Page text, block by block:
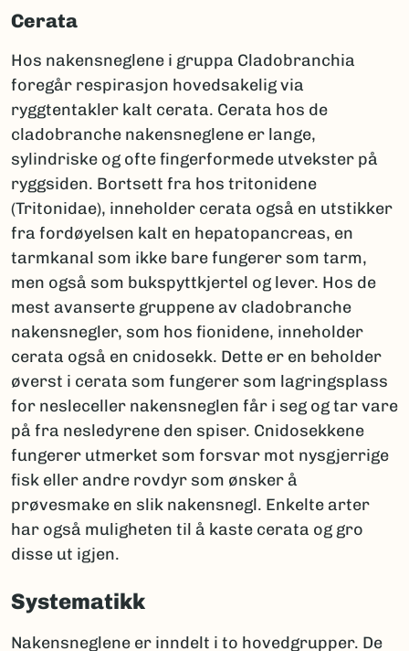
Cerata
Hos nakensneglene i gruppa Cladobranchia
foregår respirasjon hovedsakelig via
ryggtentakler kalt cerata. Cerata hos de
cladobranche nakensneglene er lange,
sylindriske og ofte fingerformede utvekster på
ryggsiden. Bortsett fra hos tritonidene
(Tritonidae), inneholder cerata også en utstikker
fra fordøyelsen kalt en hepatopancreas, en
tarmkanal som ikke bare fungerer som tarm,
men også som bukspyttkjertel og lever. Hos de
mest avanserte gruppene av cladobranche
nakensnegler, som hos fionidene, inneholder
cerata også en cnidosekk. Dette er en beholder
øverst i cerata som fungerer som lagringsplass
for nesleceller nakensneglen får i seg og tar vare
på fra nesledyrene den spiser. Cnidosekkene
fungerer utmerket som forsvar mot nysgjerrige
fisk eller andre rovdyr som ønsker å
prøvesmake en slik nakensnegl. Enkelte arter
har også muligheten til å kaste cerata og gro
disse ut igjen.
Systematikk
Nakensneglene er inndelt i to hovedgrupper. De